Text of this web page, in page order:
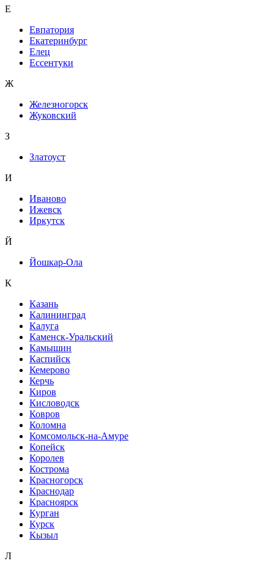
Е
Евпатория
Екатеринбург
Елец
Ессентуки
Ж
Железногорск
Жуковский
З
Златоуст
И
Иваново
Ижевск
Иркутск
Й
Йошкар-Ола
К
Казань
Калининград
Калуга
Каменск-Уральский
Камышин
Каспийск
Кемерово
Керчь
Киров
Кисловодск
Ковров
Коломна
Комсомольск-на-Амуре
Копейск
Королев
Кострома
Красногорск
Краснодар
Красноярск
Курган
Курск
Кызыл
Л